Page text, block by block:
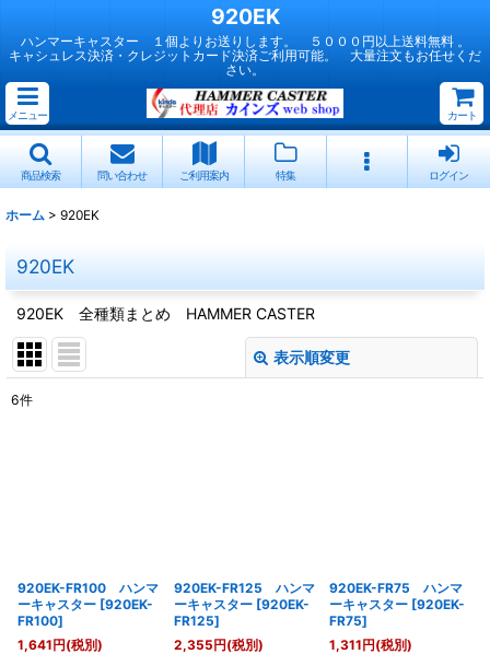
920EK
ハンマーキャスター １個よりお送りします。 ５０００円以上送料無料 。
キャシュレス決済・クレジットカード決済ご利用可能。 大量注文もお任せくだ
さい。
メニュー カート
商品検索 問い合わせ ご利用案内 特集 ログイン
ホーム > 920EK
920EK
920EK 全種類まとめ HAMMER CASTER
表示順変更
6件
920EK-FR100 ハンマ
ーキャスター [920EK-
FR100]
1,641円(税別)
920EK-FR125 ハンマ
ーキャスター [920EK-
FR125]
2,355円(税別)
920EK-FR75 ハンマ
ーキャスター [920EK-
FR75]
1,311円(税別)